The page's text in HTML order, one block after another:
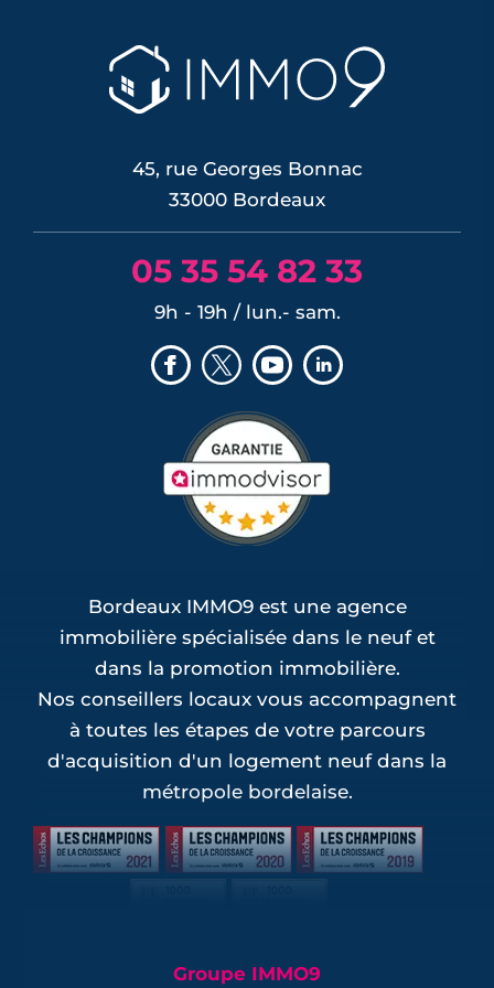
immobilier n'ont presque pas bougé.
On fait le point sur ce qui change
vraiment pour votre projet d'achat et
sur les conditions d'emprunt cet été.
45, rue Georges Bonnac
33000 Bordeaux
05 35 54 82 33
9h - 19h / lun.- sam.
Bordeaux IMMO9 est une agence
immobilière spécialisée dans le neuf et
dans la promotion immobilière.
Nos conseillers locaux vous accompagnent
à toutes les étapes de votre parcours
d'acquisition d'un logement neuf dans la
métropole bordelaise.
Groupe IMMO9